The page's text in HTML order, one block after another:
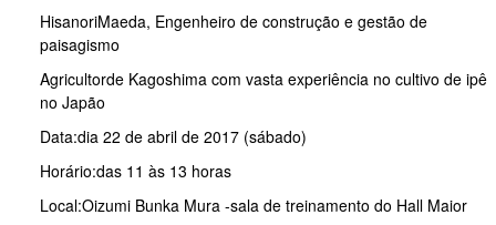
HisanoriMaeda, Engenheiro de construção e gestão de
paisagismo
Agricultorde Kagoshima com vasta experiência no cultivo de ipê
no Japão
Data:dia 22 de abril de 2017 (sábado)
Horário:das 11 às 13 horas
Local:Oizumi Bunka Mura -sala de treinamento do Hall Maior